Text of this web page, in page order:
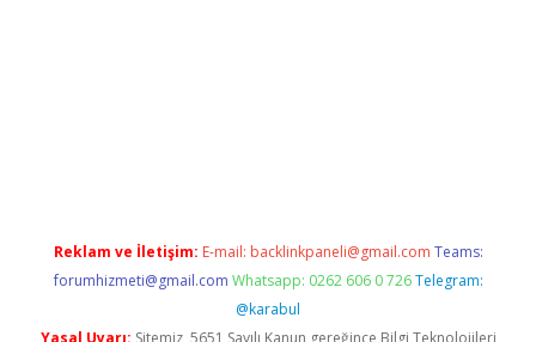
Reklam ve İletişim: E-mail: backlinkpaneli@gmail.com Teams:
forumhizmeti@gmail.com Whatsapp: 0262 606 0 726 Telegram:
@karabul
Yasal Uyarı: Sitemiz, 5651 Sayılı Kanun gereğince Bilgi Teknolojileri